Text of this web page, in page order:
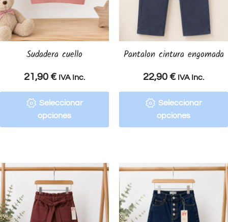
Sudadera cuello
21,90 € IVA Inc.
Seleccionar
opciones
Pantalon cintura engomada
22,90 € IVA Inc.
Seleccionar
opciones